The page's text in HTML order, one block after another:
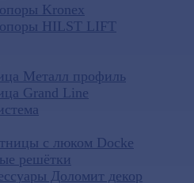
Kronex
HILST LIFT
Металл профиль
Grand Line
с люком Docke
решётки
Доломит декор